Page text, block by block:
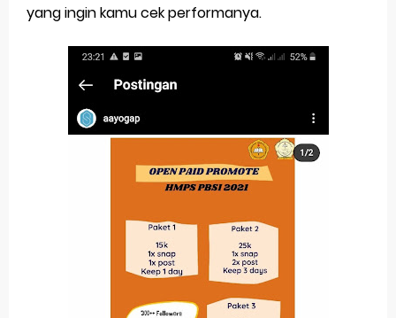
yang ingin kamu cek performanya.